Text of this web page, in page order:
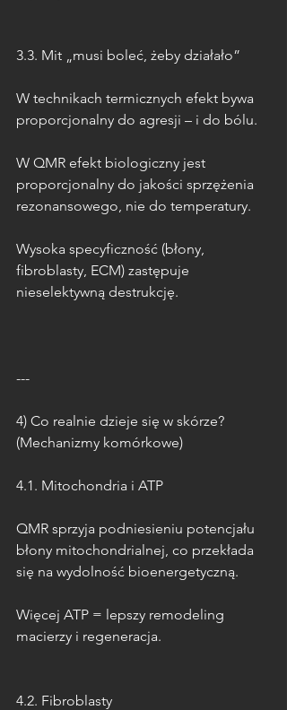
3.3. Mit „musi boleć, żeby działało”
W technikach termicznych efekt bywa
proporcjonalny do agresji – i do bólu.
W QMR efekt biologiczny jest
proporcjonalny do jakości sprzężenia
rezonansowego, nie do temperatury.
Wysoka specyficzność (błony,
fibroblasty, ECM) zastępuje
nieselektywną destrukcję.
---
4) Co realnie dzieje się w skórze?
(Mechanizmy komórkowe)
4.1. Mitochondria i ATP
QMR sprzyja podniesieniu potencjału
błony mitochondrialnej, co przekłada
się na wydolność bioenergetyczną.
Więcej ATP = lepszy remodeling
macierzy i regeneracja.
4.2. Fibroblasty